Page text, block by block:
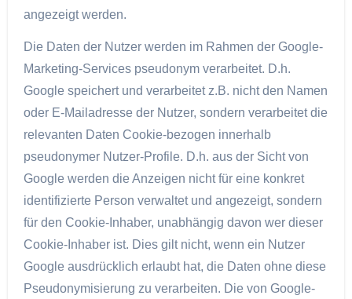
angezeigt werden.
Die Daten der Nutzer werden im Rahmen der Google-
Marketing-Services pseudonym verarbeitet. D.h.
Google speichert und verarbeitet z.B. nicht den Namen
oder E-Mailadresse der Nutzer, sondern verarbeitet die
relevanten Daten Cookie-bezogen innerhalb
pseudonymer Nutzer-Profile. D.h. aus der Sicht von
Google werden die Anzeigen nicht für eine konkret
identifizierte Person verwaltet und angezeigt, sondern
für den Cookie-Inhaber, unabhängig davon wer dieser
Cookie-Inhaber ist. Dies gilt nicht, wenn ein Nutzer
Google ausdrücklich erlaubt hat, die Daten ohne diese
Pseudonymisierung zu verarbeiten. Die von Google-